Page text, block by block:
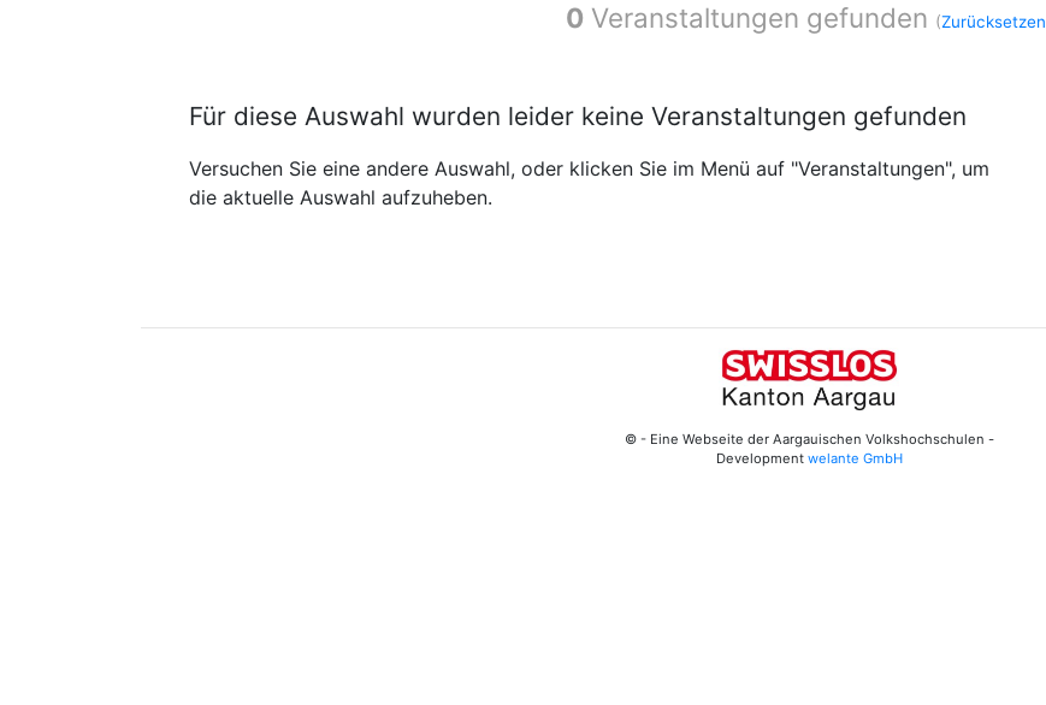
0 Veranstaltungen gefunden (Zurücksetzen
Für diese Auswahl wurden leider keine Veranstaltungen gefunden
Versuchen Sie eine andere Auswahl, oder klicken Sie im Menü auf "Veranstaltungen", um
die aktuelle Auswahl aufzuheben.
© - Eine Webseite der Aargauischen Volkshochschulen -
Development welante GmbH